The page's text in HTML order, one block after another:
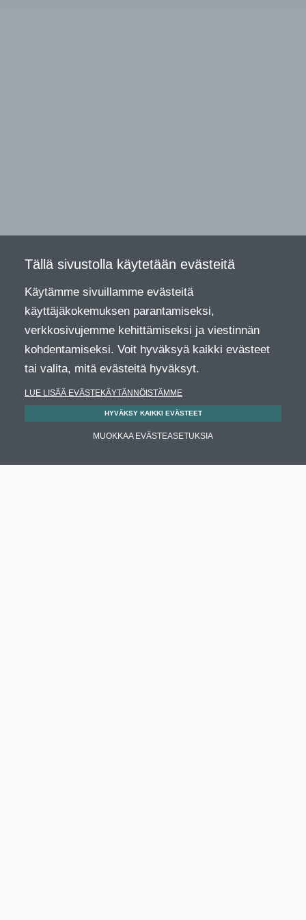
Tällä sivustolla käytetään evästeitä
Käytämme sivuillamme evästeitä
käyttäjäkokemuksen parantamiseksi,
verkkosivujemme kehittämiseksi ja viestinnän
kohdentamiseksi. Voit hyväksyä kaikki evästeet
tai valita, mitä evästeitä hyväksyt.
LUE LISÄÄ EVÄSTEKÄYTÄNNÖISTÄMME
HYVÄKSY KAIKKI EVÄSTEET
MUOKKAA EVÄSTEASETUKSIA